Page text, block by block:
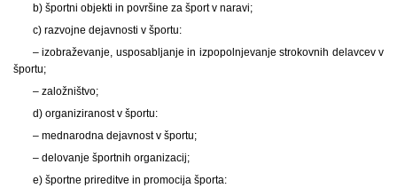
b) športni objekti in površine za šport v naravi;
c) razvojne dejavnosti v športu:
– izobraževanje, usposabljanje in izpopolnjevanje strokovnih delavcev v
športu;
– založništvo;
d) organiziranost v športu:
– mednarodna dejavnost v športu;
– delovanje športnih organizacij;
e) športne prireditve in promocija športa: